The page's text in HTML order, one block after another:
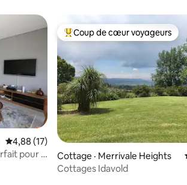
Note moyenne de 4,88 sur 5, 17
4,88 (17)
pour 4
Coup de cœur voyageurs
Coup de cœur voyageurs
Cottage · Merrivale Heights
Cottages Idavold